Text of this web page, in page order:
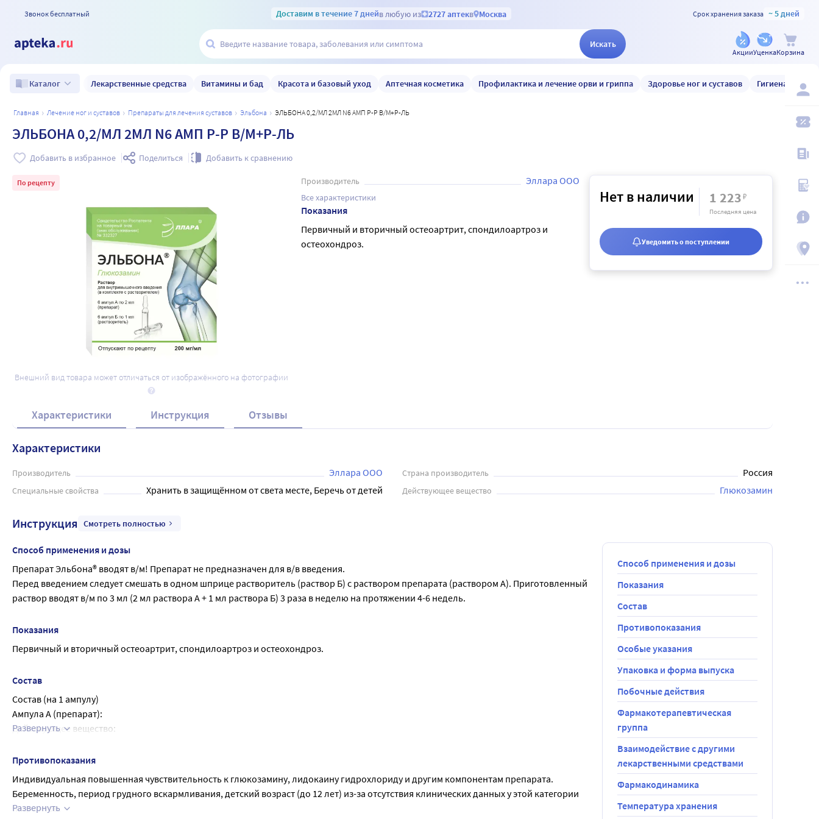
Звонок бесплатный Доставим в течение 7 днейв любую из 2727 аптекв Москва Срок хранения заказа ~ 5 дней
Искать
АкцииУценкаКорзина
Каталог Лекарственные средства Витамины и бад Красота и базовый уход Аптечная косметика Профилактика и лечение орви и гриппа Здоровье ног и суставов Гигиена и уход
главная лечение ног и суставов препараты для лечения суставов эльбона ЭЛЬБОНА 0,2/МЛ 2МЛ N6 АМП Р-Р В/М+Р-ЛЬ
ЭЛЬБОНА 0,2/МЛ 2МЛ N6 АМП Р-Р В/М+Р-ЛЬ
Добавить в избранное Поделиться Добавить к сравнению
По рецепту
Внешний вид товара может отличаться от изображённого на фотографии
Производитель Эллара ООО
Все характеристики
Показания
Первичный и вторичный остеоартрит, спондилоартроз и
остеохондроз.
Нет в наличии 1 223₽
Последняя цена
Уведомить о поступлении
Характеристики Инструкция Отзывы
Характеристики
Производитель Эллара ООО Страна производитель Россия
Специальные свойства Хранить в защищённом от света месте, Беречь от детей Действующее вещество Глюкозамин
Инструкция Смотреть полностью
Способ применения и дозы
Препарат Эльбона® вводят в/м! Препарат не предназначен для в/в введения.
Перед введением следует смешать в одном шприце растворитель (раствор Б) с раствором препарата (раствором А). Приготовленный
раствор вводят в/м по 3 мл (2 мл раствора А + 1 мл раствора Б) 3 раза в неделю на протяжении 4-6 недель.
Показания
Первичный и вторичный остеоартрит, спондилоартроз и остеохондроз.
Состав
Состав (на 1 ампулу)
Ампула А (препарат):
Действующее вещество:
мг
Трометамол (трометамин)- до pH 2,0 - 3,0
Лидокаина гидрохлорид- 10,0 мг
Вода для инъекций - до 2,0 мл
Развернуть
Противопоказания
Индивидуальная повышенная чувствительность к глюкозамину, лидокаину гидрохлориду и другим компонентам препарата.
Беременность, период грудного вскармливания, детский возраст (до 12 лет) из-за отсутствия клинических данных у этой категории
пациентов.
Развернуть
Способ применения и дозы
Показания
Состав
Противопоказания
Особые указания
Упаковка и форма выпуска
Побочные действия
Фармакотерапевтическая
группа
Взаимодействие с другими
лекарственными средствами
Фармакодинамика
Температура хранения